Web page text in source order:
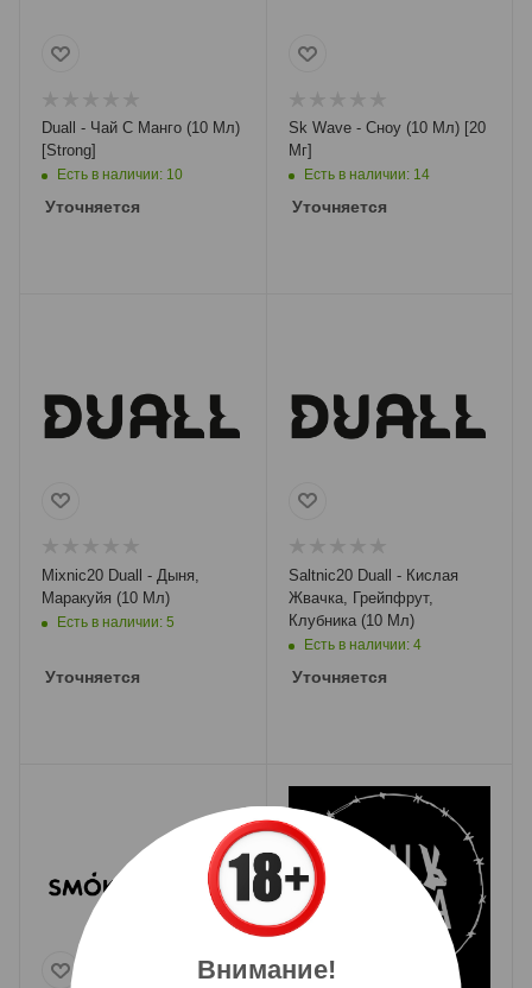
Duall - Чай С Манго (10 Мл)
[Strong]
Есть в наличии: 10
Уточняется
Sk Wave - Сноу (10 Мл) [20
Мг]
Есть в наличии: 14
Уточняется
Mixnic20 Duall - Дыня,
Маракуйя (10 Мл)
Есть в наличии: 5
Уточняется
Saltnic20 Duall - Кислая
Жвачка, Грейпфрут,
Клубника (10 Мл)
Есть в наличии: 4
Уточняется
Внимание!